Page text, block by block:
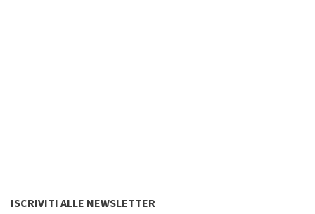
ISCRIVITI ALLE NEWSLETTER